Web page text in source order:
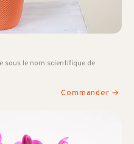
sous le nom scientifique de
Commander →